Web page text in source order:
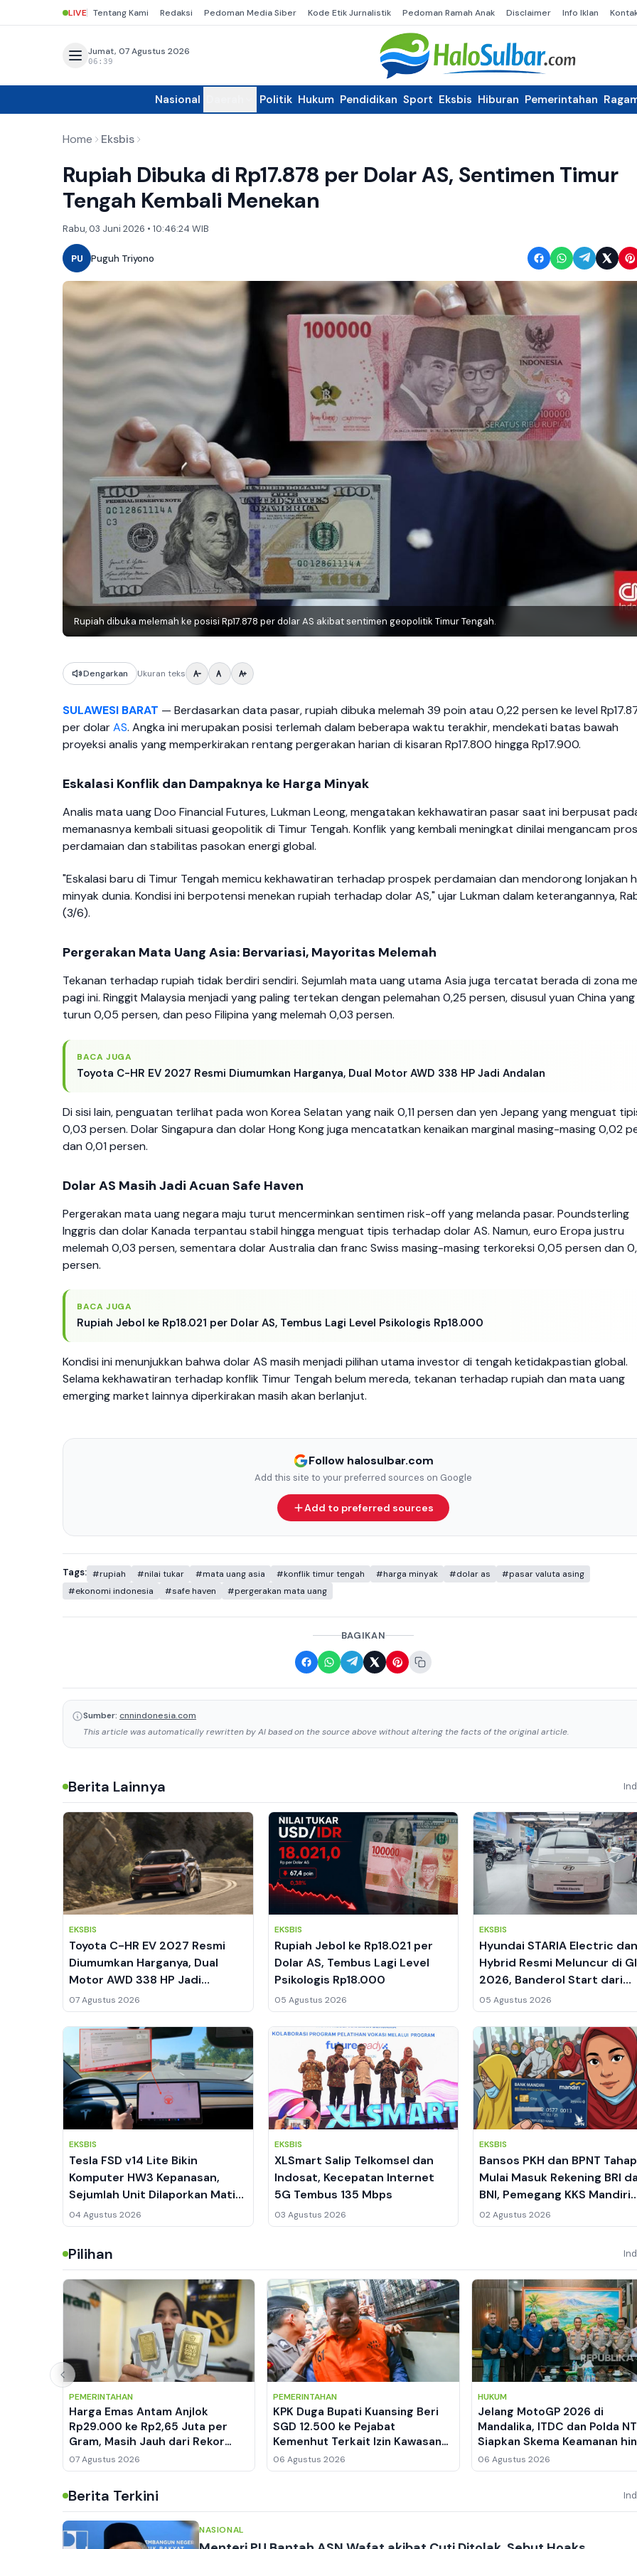
LIVE Tentang Kami Redaksi Pedoman Media Siber Kode Etik Jurnalistik Pedoman Ramah Anak Disclaimer Info Iklan
Jumat, 07 Agustus 2026
06:39
Nasional Politik Hukum Pendidikan Sport Eksbis Hiburan Pemerintahan
Home Eksbis
Rupiah Dibuka di Rp17.878 per Dolar AS, Sentimen Timur
Tengah Kembali Menekan
Rabu, 03 Juni 2026 • 10:46:24 WIB
PU Puguh Triyono
Rupiah dibuka melemah ke posisi Rp17.878 per dolar AS akibat sentimen geopolitik Timur Tengah.
Dengarkan Ukuran teks
SULAWESI BARAT — Berdasarkan data pasar, rupiah dibuka melemah 39 poin atau 0,22 persen ke level
per dolarAS. Angka ini merupakan posisi terlemah dalam beberapa waktu terakhir, mendekati batas bawah
proyeksi analis yang memperkirakan rentang pergerakan harian di kisaran Rp17.800 hingga Rp17.900.
Eskalasi Konflik dan Dampaknya ke Harga Minyak
Analis mata uang Doo Financial Futures, Lukman Leong, mengatakan kekhawatiran pasar saat ini berpusat
memanasnya kembali situasi geopolitik di Timur Tengah. Konflik yang kembali meningkat dinilai mengancam
perdamaian dan stabilitas pasokan energi global.
"Eskalasi baru di Timur Tengah memicu kekhawatiran terhadap prospek perdamaian dan mendorong lonjakan
minyak dunia. Kondisi ini berpotensi menekan rupiah terhadap dolar AS," ujar Lukman dalam keterangannya,
(3/6).
Pergerakan Mata Uang Asia: Bervariasi, Mayoritas Melemah
Tekanan terhadap rupiah tidak berdiri sendiri. Sejumlah mata uang utama Asia juga tercatat berada di zona
pagi ini. Ringgit Malaysia menjadi yang paling tertekan dengan pelemahan 0,25 persen, disusul yuan China yang
turun 0,05 persen, dan peso Filipina yang melemah 0,03 persen.
BACA JUGA
Toyota C-HR EV 2027 Resmi Diumumkan Harganya, Dual Motor AWD 338 HP Jadi Andalan
Di sisi lain, penguatan terlihat pada won Korea Selatan yang naik 0,11 persen dan yen Jepang yang menguat
0,03 persen. Dolar Singapura dan dolar Hong Kong juga mencatatkan kenaikan marginal masing-masing 0,02
dan 0,01 persen.
Dolar AS Masih Jadi Acuan Safe Haven
Pergerakan mata uang negara maju turut mencerminkan sentimen risk-off yang melanda pasar. Poundsterling
Inggris dan dolar Kanada terpantau stabil hingga menguat tipis terhadap dolar AS. Namun, euro Eropa justru
melemah 0,03 persen, sementara dolar Australia dan franc Swiss masing-masing terkoreksi 0,05 persen dan
persen.
BACA JUGA
Rupiah Jebol ke Rp18.021 per Dolar AS, Tembus Lagi Level Psikologis Rp18.000
Kondisi ini menunjukkan bahwa dolar AS masih menjadi pilihan utama investor di tengah ketidakpastian global.
Selama kekhawatiran terhadap konflik Timur Tengah belum mereda, tekanan terhadap rupiah dan mata uang
emerging market lainnya diperkirakan masih akan berlanjut.
Follow halosulbar.com
Add this site to your preferred sources on Google
Add to preferred sources
Tags: #rupiah #nilai tukar #mata uang asia #konflik timur tengah #harga minyak #dolar as
#pasar valuta asing
#ekonomi indonesia
#safe haven #pergerakan mata uang
BAGIKAN
Sumber: cnnindonesia.com
This article was automatically rewritten by AI based on the source above without altering the facts of the original article.
Berita Lainnya
EKSBIS
Toyota C-HR EV 2027 Resmi
Diumumkan Harganya, Dual
Motor AWD 338 HP Jadi
Andalan
07 Agustus 2026
EKSBIS
Rupiah Jebol ke Rp18.021 per
Dolar AS, Tembus Lagi Level
Psikologis Rp18.000
05 Agustus 2026
EKSBIS
Hyundai STARIA Electric
Hybrid Resmi Meluncur di
2026, Banderol Start dari
Segmen MPV Premium
05 Agustus 2026
EKSBIS
Tesla FSD v14 Lite Bikin
Komputer HW3 Kepanasan,
Sejumlah Unit Dilaporkan Mati
Total
04 Agustus 2026
EKSBIS
XLSmart Salip Telkomsel dan
Indosat, Kecepatan Internet
5G Tembus 135 Mbps
03 Agustus 2026
EKSBIS
Bansos PKH dan BPNT
Mulai Masuk Rekening BRI
BNI, Pemegang KKS Mandiri
Masih Nihil
02 Agustus 2026
Pilihan
PEMERINTAHAN
Harga Emas Antam Anjlok
Rp29.000 ke Rp2,65 Juta per
Gram, Masih Jauh dari Rekor
Tertinggi
07 Agustus 2026
PEMERINTAHAN
KPK Duga Bupati Kuansing Beri
SGD 12.500 ke Pejabat
Kemenhut Terkait Izin Kawasan
Hutan
06 Agustus 2026
HUKUM
Jelang MotoGP 2026 di
Mandalika, ITDC dan Polda
Siapkan Skema Keamanan
Manajemen Lalu Lintas
06 Agustus 2026
Berita Terkini
NASIONAL